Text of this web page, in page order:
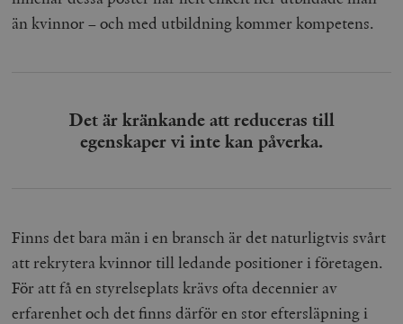
än kvinnor – och med utbildning kommer kompetens.
Det är kränkande att reduceras till
egenskaper vi inte kan påverka.
Finns det bara män i en bransch är det naturligtvis svårt
att rekrytera kvinnor till ledande positioner i företagen.
För att få en styrelseplats krävs ofta decennier av
erfarenhet och det finns därför en stor eftersläpning i